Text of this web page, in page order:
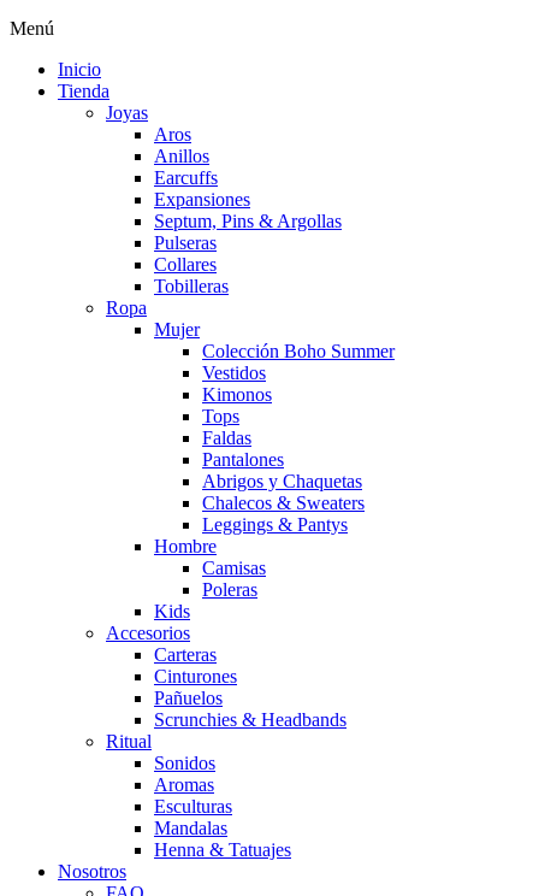
Menú
Inicio
Tienda
Joyas
Aros
Anillos
Earcuffs
Expansiones
Septum, Pins & Argollas
Pulseras
Collares
Tobilleras
Ropa
Mujer
Colección Boho Summer
Vestidos
Kimonos
Tops
Faldas
Pantalones
Abrigos y Chaquetas
Chalecos & Sweaters
Leggings & Pantys
Hombre
Camisas
Poleras
Kids
Accesorios
Carteras
Cinturones
Pañuelos
Scrunchies & Headbands
Ritual
Sonidos
Aromas
Esculturas
Mandalas
Henna & Tatuajes
Nosotros